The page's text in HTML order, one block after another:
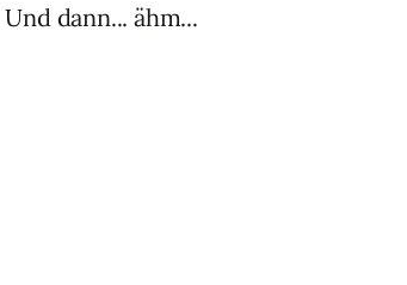
dann... ähm...